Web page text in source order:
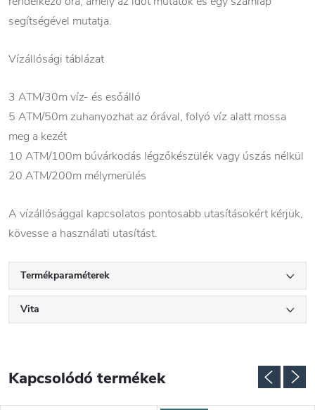
segítségével mutatja.
Vízállósági táblázat
3 ATM/30m víz- és esőálló
5 ATM/50m zuhanyozhat az órával, folyó víz alatt mossa
meg a kezét
10 ATM/100m búvárkodás légzőkészülék vagy úszás nélkül
20 ATM/200m mélymerülés
A vízállósággal kapcsolatos pontosabb utasításokért kérjük,
kövesse a használati utasítást.
Termékparaméterek
Vita
Kapcsolódó termékek